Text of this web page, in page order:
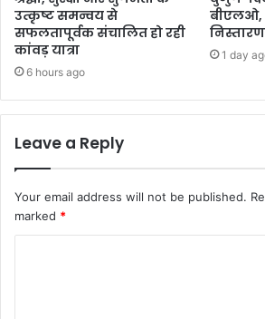
उत्कृष्ट समन्वय से
सफलतापूर्वक संचालित हो रही
कांवड़ यात्रा
6 hours ago
बीएलओ,
निस्तारण
1 day
Leave a Reply
Your email address will not be published.
marked *